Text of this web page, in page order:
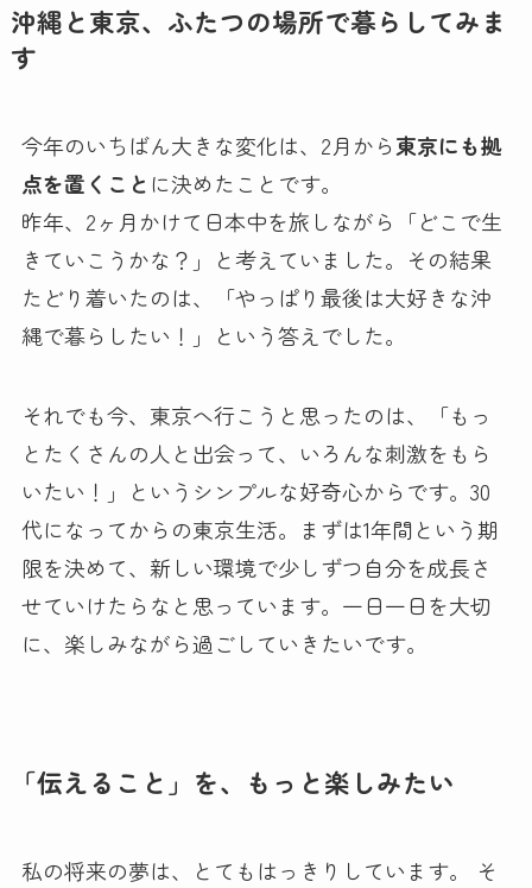
沖縄と東京、ふたつの場所で暮らしてみま
す
今年のいちばん大きな変化は、2月から東京にも拠
点を置くこと に決めたことです。
昨年、2ヶ月かけて日本中を旅しながら「どこで生
きていこうかな？」と考えていました。その結果
たどり着いたのは、「やっぱり最後は大好きな沖
縄で暮らしたい！」という答えでした。
それでも今、東京へ行こうと思ったのは、「もっ
とたくさんの人と出会って、いろんな刺激をもら
いたい！」というシンプルな好奇心からです。30
代になってからの東京生活。まずは1年間という期
限を決めて、新しい環境で少しずつ自分を成長さ
せていけたらなと思っています。一日一日を大切
に、楽しみながら過ごしていきたいです。
「伝えること」を、もっと楽しみたい
私の将来の夢は、とてもはっきりしています。 そ